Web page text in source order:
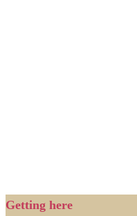
Getting here